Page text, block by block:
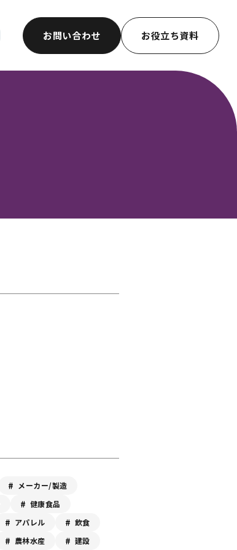
お問い合わせ お役立ち資料
メーカー/製造
健康食品
アパレル
飲食
農林水産 建設